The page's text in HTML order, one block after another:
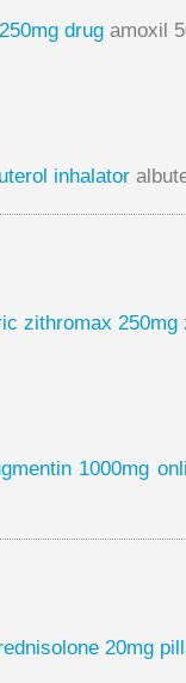
drug amoxil
inhalator
zithromax 250mg
1000mg
20mg